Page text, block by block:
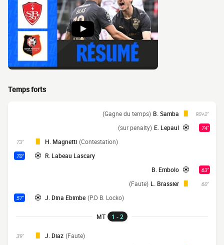
Temps forts
90+2'
B. Samba
(Gagne du temps)
74'
E. Lepaul
(sur penalty)
73' H. Magnetti (Contestation)
70' R. Labeau Lascary
63'
B. Embolo
60'
L. Brassier
(Faute)
57' J. Dina Ebimbe (P.D B. Locko)
MT 1 - 2
39' J. Diaz (Faute)